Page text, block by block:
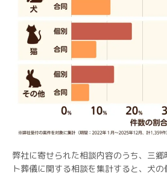
弊社に寄せられた相談内容のうち、三
ト葬儀に関する相談を集計すると、犬